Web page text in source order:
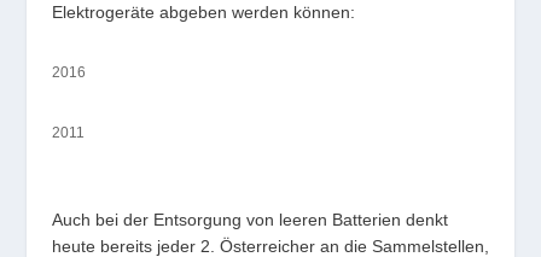
Elektrogeräte abgeben werden können:
2016
2011
Auch bei der Entsorgung von leeren Batterien denkt
heute bereits jeder 2. Österreicher an die Sammelstellen,